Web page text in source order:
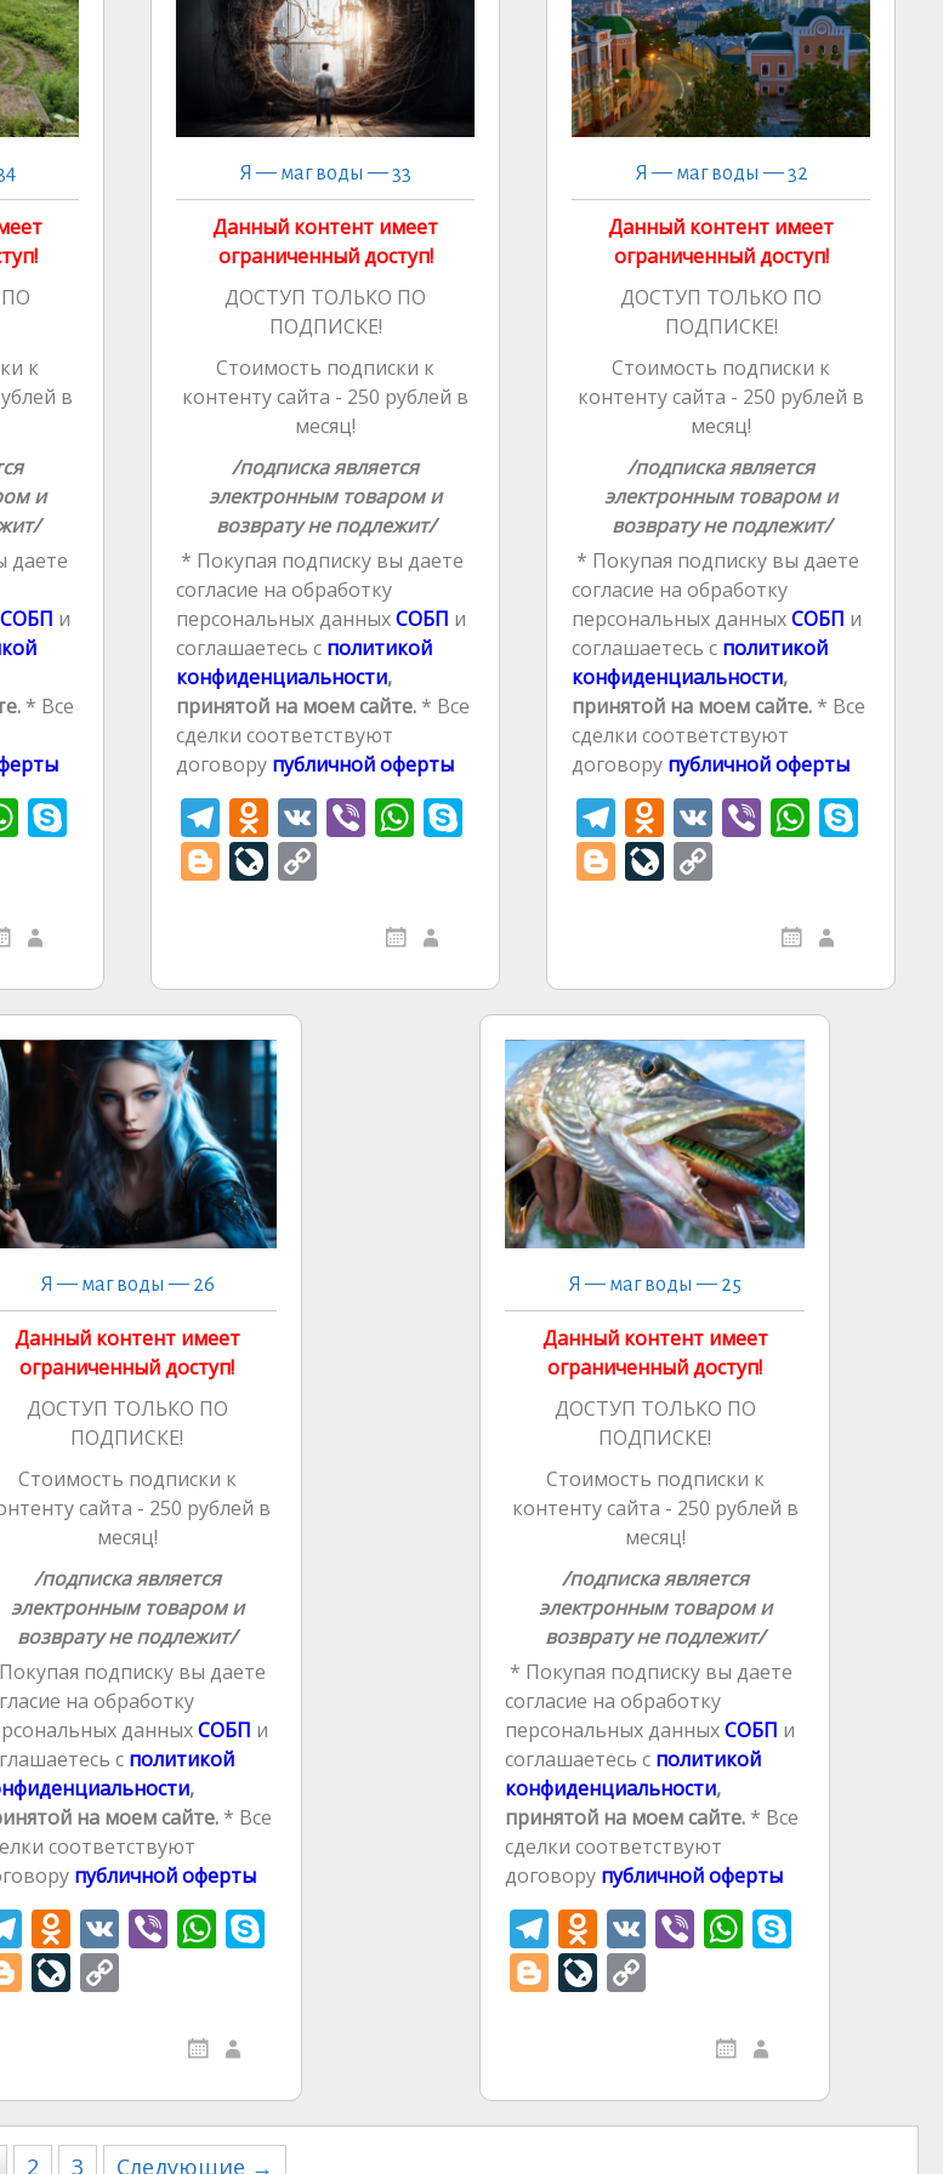
ki
al ki
al
к
в
и
даете
СОБП и
* Все
W
s
p
p
S
Я — маг воды — 33
Данный контент имеет
ограниченный доступ!
ДОСТУП ТОЛЬКО ПО
ПОДПИСКЕ!
Стоимость подписки к
контенту сайта - 250 рублей в
месяц!
/подписка является
электронным товаром и
возврату не подлежит/
* Покупая подписку вы даете
согласие на обработку
персональных данныхСОБП и
соглашаетесь сполитикой
конфиденциальности,
принятой на моем сайте.* Все
сделки соответствуют
договору публичной оферты
T
el
e
m
O
d
n
as
s
ni
ki
V
K
Vi W
s
S
Bl
g
er
Li
o
u
r
n
al
C
y
Я — маг воды — 32
Данный контент имеет
ограниченный доступ!
ДОСТУП ТОЛЬКО ПО
ПОДПИСКЕ!
Стоимость подписки к
контенту сайта - 250 рублей в
месяц!
/подписка является
электронным товаром и
возврату не подлежит/
* Покупая подписку вы даете
согласие на обработку
персональных данныхСОБП и
соглашаетесь сполитикой
конфиденциальности,
принятой на моем сайте.* Все
сделки соответствуют
договору публичной оферты
T
el
e
m
O
d
n
as
s
ni
ki
V
K
Vi W
s
p
S
Bl
g
er
Li
o
u
r
n
al
C
y
Li
n
k
Я — маг воды — 26
Данный контент имеет
ограниченный доступ!
ДОСТУП ТОЛЬКО ПО
ПОДПИСКЕ!
Стоимость подписки к
сайта - 250 рублей в
месяц!
/подписка является
электронным товаром и
возврату не подлежит/
подписку вы даете
на обработку
данныхСОБП и
сполитикой
,
на моем сайте.* Все
соответствуют
публичной оферты
T
el
e
m
O
d
n
as
s
V
K
Vi W
s
p
p
S
Bl
g
er
Li
o
u
C
y
Li
Я — маг воды — 25
Данный контент имеет
ограниченный доступ!
ДОСТУП ТОЛЬКО ПО
ПОДПИСКЕ!
Стоимость подписки к
контенту сайта - 250 рублей в
месяц!
/подписка является
электронным товаром и
возврату не подлежит/
* Покупая подписку вы даете
согласие на обработку
персональных данныхСОБП и
соглашаетесь с политикой
конфиденциальности,
принятой на моем сайте. * Все
сделки соответствуют
договору публичной оферты
T
el
e
m
O
d
n
as
V Vi W
s
p
Bl
g
er
Li
o
u
y
Li
2 3 Следующие →